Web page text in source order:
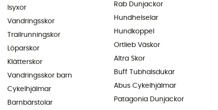
Isyxor
Vandringsskor
Trailrunningskor
Löparskor
Klätterskor
Vandringsskor barn
Cykelhjälmar
Barnbärstolar
Rab Dunjackor
Hundhelselar
Hundkoppel
Ortlieb Väskor
Altra Skor
Buff Tubhalsdukar
Abus Cykelhjälmar
Patagonia Dunjackor